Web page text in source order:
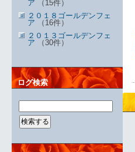
ア （15件）
２０１８ゴールデンフェ
ア （16件）
２０１３ゴールデンフェ
ア （30件）
ログ検索